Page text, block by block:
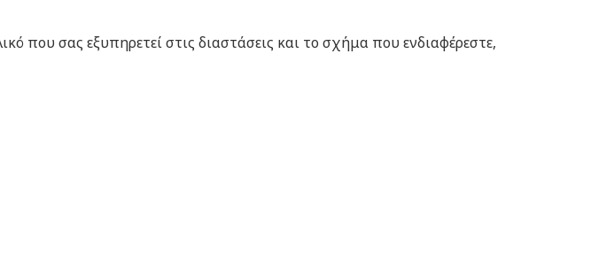
που σας εξυπηρετεί στις διαστάσεις και το σχήμα που ενδιαφέρεστε,